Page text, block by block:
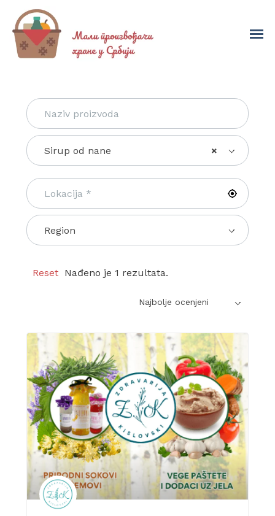
×
Sirup od nane
Region
Reset Nađeno je 1 rezultata.
Najbolje ocenjeni